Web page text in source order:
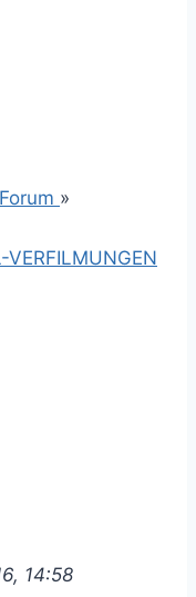
»
VERFILMUNGEN
14:58